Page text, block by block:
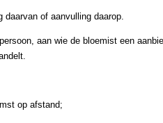
of aanvulling daarop.
aan wie de bloemist een
op afstand;